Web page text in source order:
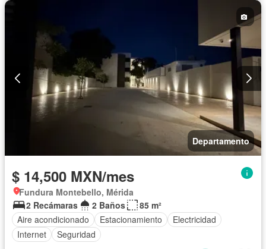
Departamento
$ 14,500 MXN/mes
Fundura Montebello, Mérida
2 Recámaras
2 Baños
85 m²
Aire acondicionado
Estacionamiento
Electricidad
Internet
Seguridad